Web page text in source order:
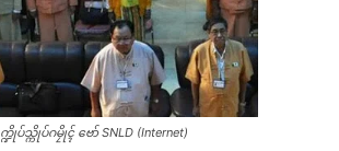
က္ဍိုပ်သ္ကိုပ်ဂမၠိုၚ် ဗော် SNLD (Internet)